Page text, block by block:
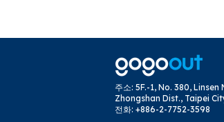
주소: 5F.-1, No. 380, Linsen
Zhongshan Dist., Taipei
전화: +886-2-7752-3598